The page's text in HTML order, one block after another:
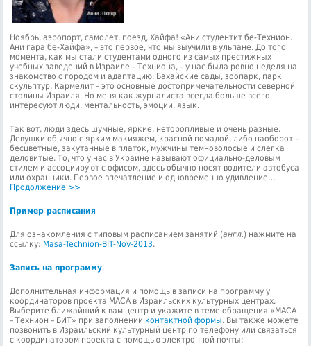
Ноябрь, аэропорт, самолет, поезд, Хайфа! «Ани студентит бе-Технион.
Ани гара бе-Хайфа», – это первое, что мы выучили в ульпане. До того
момента, как мы стали студентами одного из самых престижных
учебных заведений в Израиле – Техниона, – у нас была ровно неделя на
знакомство с городом и адаптацию. Бахайские сады, зоопарк, парк
скульптур, Кармелит – это основные достопримечательности северной
столицы Израиля. Но меня как журналиста всегда больше всего
интересуют люди, ментальность, эмоции, язык.
Так вот, люди здесь шумные, яркие, неторопливые и очень разные.
Девушки обычно с ярким макияжем, красной помадой, либо наоборот –
бесцветные, закутанные в платок, мужчины темноволосые и слегка
деловитые. То, что у нас в Украине называют официально-деловым
стилем и ассоциируют с офисом, здесь обычно носят водители автобуса
или охранники. Первое впечатление и одновременно удивление…
Продолжение >>
Пример расписания
Для ознакомления с типовым расписанием занятий (англ.) нажмите на
ссылку: Masa-Technion-BIT-Nov-2013.
Запись на программу
Дополнительная информация и помощь в записи на программу у
координаторов проекта МАСА в Израильских культурных центрах.
Выберите ближайший к вам центр и укажите в теме обращения «МАСА
– Технион – БИТ» при заполнении контактной формы. Вы также можете
позвонить в Израильский культурный центр по телефону или связаться
с координатором проекта с помощью электронной почты: